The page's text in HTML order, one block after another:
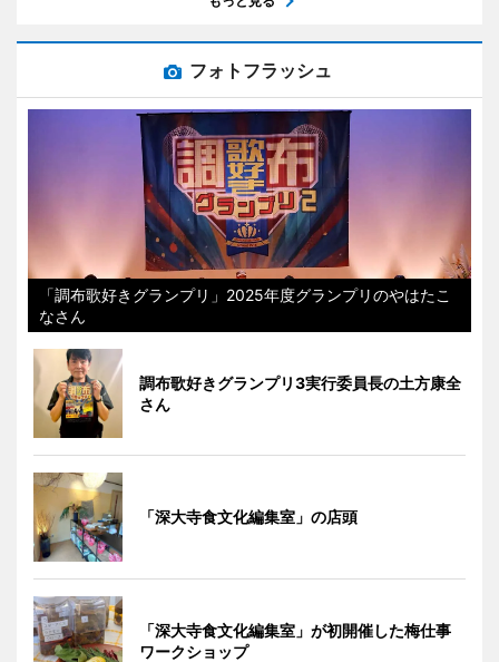
フォトフラッシュ
「調布歌好きグランプリ」2025年度グランプリのやはたこ
なさん
調布歌好きグランプリ3実行委員長の土方康全
さん
「深大寺食文化編集室」の店頭
「深大寺食文化編集室」が初開催した梅仕事
ワークショップ